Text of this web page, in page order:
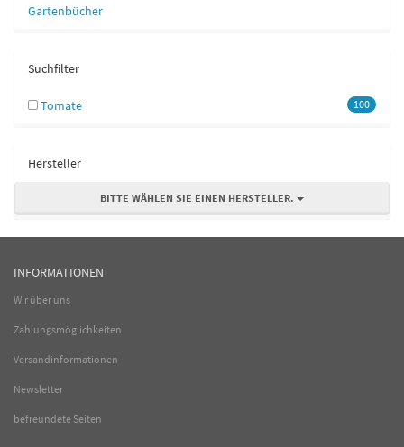
Gartenbücher
Suchfilter
100
Tomate
Hersteller
BITTE WÄHLEN SIE EINEN HERSTELLER.
INFORMATIONEN
Wir über uns
Zahlungsmöglichkeiten
Versandinformationen
Newsletter
befreundete Seiten